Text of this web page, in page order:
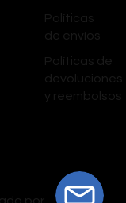
Políticas
de envíos
Políticas de
devoluciones
y reembolsos